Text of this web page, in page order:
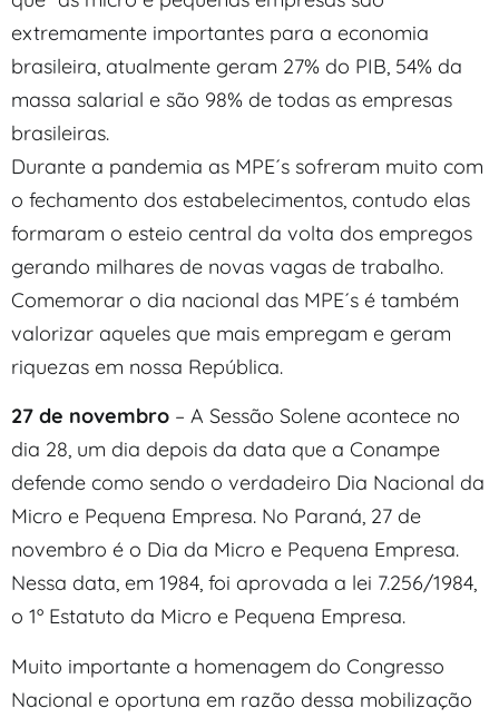
extremamente importantes para a economia
brasileira, atualmente geram 27% do PIB, 54% da
massa salarial e são 98% de todas as empresas
brasileiras.
Durante a pandemia as MPE´s sofreram muito com
o fechamento dos estabelecimentos, contudo elas
formaram o esteio central da volta dos empregos
gerando milhares de novas vagas de trabalho.
Comemorar o dia nacional das MPE´s é também
valorizar aqueles que mais empregam e geram
riquezas em nossa República.
27 de novembro – A Sessão Solene acontece no
dia 28, um dia depois da data que a Conampe
defende como sendo o verdadeiro Dia Nacional da
Micro e Pequena Empresa. No Paraná, 27 de
novembro é o Dia da Micro e Pequena Empresa.
Nessa data, em 1984, foi aprovada a lei 7.256/1984,
o 1º Estatuto da Micro e Pequena Empresa.
Muito importante a homenagem do Congresso
Nacional e oportuna em razão dessa mobilização